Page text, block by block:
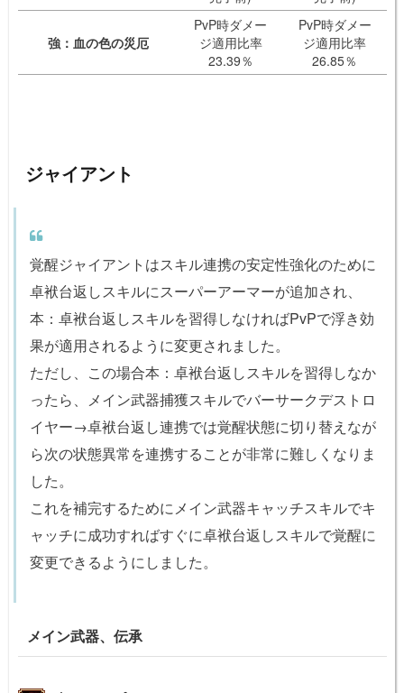
強：血の色の災厄
PvP時ダメー
ジ適用比率
23.39％
PvP時ダメー
ジ適用比率
26.85％
ジャイアント
覚醒ジャイアントはスキル連携の安定性強化のために
卓袱台返しスキルにスーパーアーマーが追加され、
本：卓袱台返しスキルを習得しなければPvPで浮き効
果が適用されるように変更されました。
ただし、この場合本：卓袱台返しスキルを習得しなか
ったら、メイン武器捕獲スキルでバーサークデストロ
イヤー→卓袱台返し連携では覚醒状態に切り替えなが
ら次の状態異常を連携することが非常に難しくなりま
した。
これを補完するためにメイン武器キャッチスキルでキ
ャッチに成功すればすぐに卓袱台返しスキルで覚醒に
変更できるようにしました。
メイン武器、伝承